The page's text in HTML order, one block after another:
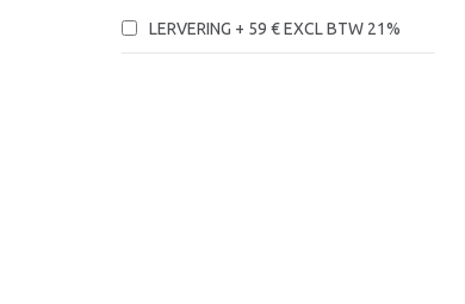
LERVERING + 59 € EXCL BTW 21%